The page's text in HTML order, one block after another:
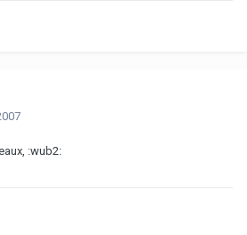
:wub2: